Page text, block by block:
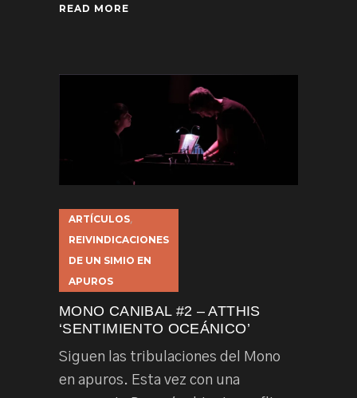
READ MORE
ARTÍCULOS,
REIVINDICACIONES
DE UN SIMIO EN
APUROS
MONO CANIBAL #2 – ATTHIS
‘SENTIMIENTO OCEÁNICO’
Siguen las tribulaciones del Mono
en apuros. Esta vez con una